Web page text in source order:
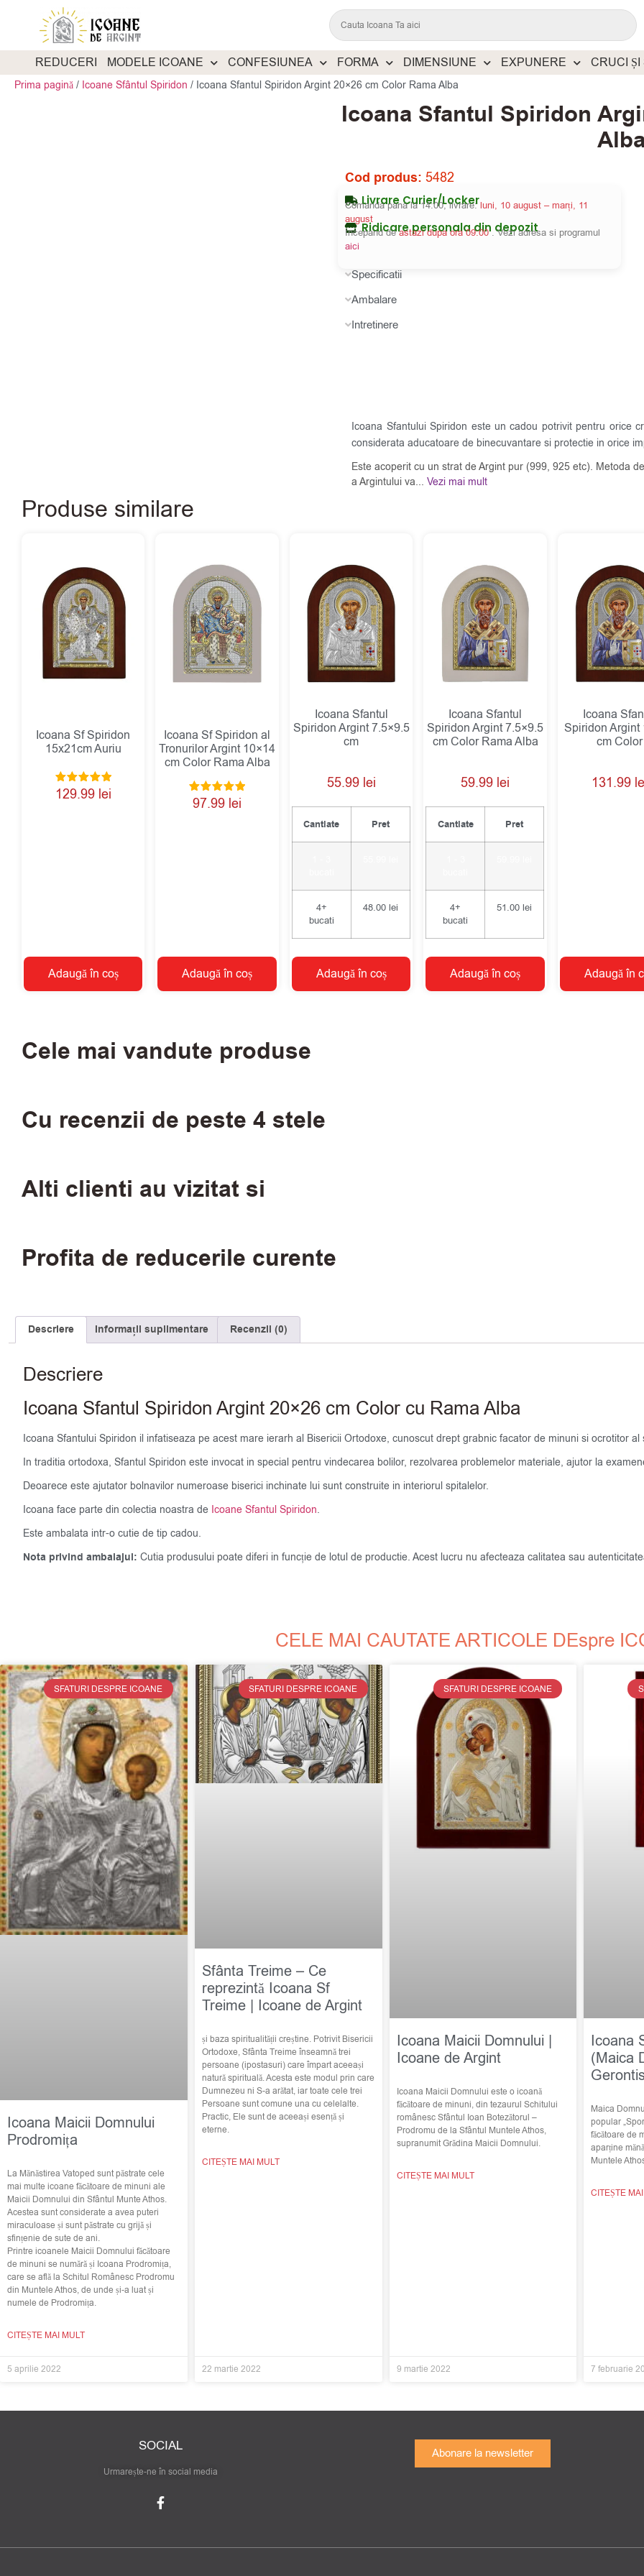
REDUCERI MODELE ICOANE CONFESIUNEA FORMA DIMENSIUNE EXPUNERE CRUCI
Prima pagină / Icoane Sfântul Spiridon / Icoana Sfantul Spiridon Argint 20×26 cm Color Rama Alba
Icoana Sfantul Spiridon
Alba
Cod produs:5482
Livrare Curier/Locker
Comanda pana la 14:00, livrare:luni, 10 august – marți, 11
august
Ridicare personala din depozit
Incepand deastazi dupa ora 09:00. Vezi adresa si programul
aici
Specificatii
Ambalare
Intretinere
Icoana Sfantului Spiridon este un cadou potrivit pentru orice
considerata aducatoare de binecuvantare si protectie in orice
Este acoperit cu un strat de Argint pur (999, 925 etc). Metoda
a Argintului va...Vezi mai mult
Produse similare
Icoana Sf Spiridon
15x21cm Auriu
Evaluat la
5.00
129.99 lei
Adaugă în coș
Icoana Sf Spiridon al
Tronurilor Argint 10×14
cm Color Rama Alba
Evaluat la
5.00
97.99 lei
Adaugă în coș
Icoana Sfantul
Spiridon Argint 7.5×9.5
cm
55.99 lei
Cantiate Pret
4+
bucati
48.00 lei
Adaugă în coș
Icoana Sfantul
Spiridon Argint 7.5×9.5
cm Color Rama Alba
59.99 lei
Cantiate Pret
4+
bucati
51.00lei
Adaugă în coș
Icoana
Spiridon Argint
cm Color
131.99
Adaugă în
Cele mai vandute produse
Cu recenzii de peste 4 stele
Alti clienti au vizitat si
Profita de reducerile curente
Descriere Informații suplimentare Recenzii (0)
Descriere
Icoana Sfantul Spiridon Argint 20×26 cm Color cu Rama Alba
Icoana Sfantului Spiridon il infatiseaza pe acest mare ierarh al Bisericii Ortodoxe, cunoscut drept grabnic facator de minuni si ocrotitor
In traditia ortodoxa, Sfantul Spiridon este invocat in special pentru vindecarea bolilor, rezolvarea problemelor materiale, ajutor la
Deoarece este ajutator bolnavilor numeroase biserici inchinate lui sunt construite in interiorul spitalelor.
Icoana face parte din colectia noastra de Icoane Sfantul Spiridon.
Este ambalata intr-o cutie de tip cadou.
Nota privind ambalajul: Cutia produsului poate diferi in funcție de lotul de productie. Acest lucru nu afecteaza calitatea sau
CELE MAI CAUTATE ARTICOLE DEspre
SFATURI DESPRE ICOANE
Icoana Maicii Domnului
Prodromița
La Mănăstirea Vatoped sunt păstrate cele
mai multe icoane făcătoare de minuni ale
Maicii Domnului din Sfântul Munte Athos.
Acestea sunt considerate a avea puteri
miraculoase și sunt păstrate cu grijă și
sfințenie de sute de ani.
Printre icoanele Maicii Domnului făcătoare
de minuni se numără și Icoana Prodromița,
care se află la Schitul Românesc Prodromu
din Muntele Athos, de unde și-a luat și
numele de Prodromița.
CITEȘTE MAI MULT
5 aprilie 2022
SFATURI DESPRE ICOANE
Sfânta Treime – Ce
reprezintă Icoana Sf
Treime | Icoane de Argint
și baza spiritualității creștine. Potrivit Bisericii
Ortodoxe, Sfânta Treime înseamnă trei
persoane (ipostasuri) care împart aceeași
natură spirituală. Acesta este modul prin care
Dumnezeu ni S-a arătat, iar toate cele trei
Persoane sunt comune una cu celelalte.
Practic, Ele sunt de aceeași esență și
eterne.
CITEȘTE MAI MULT
22 martie 2022
SFATURI DESPRE ICOANE
Icoana Maicii Domnului |
Icoane de Argint
Icoana Maicii Domnului este o icoană
făcătoare de minuni, din tezaurul Schitului
românesc Sfântul Ioan Botezătorul –
Prodromu de la Sfântul Muntele Athos,
supranumit Grădina Maicii Domnului.
CITEȘTE MAI MULT
9 martie 2022
Icoana
(Maica
Maica
popular
făcătoare de
aparține
Muntele
CITEȘTE
7 februarie
SOCIAL
Urmarește-ne în social media
Abonare la newsletter